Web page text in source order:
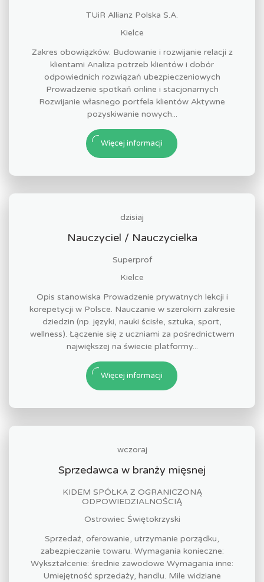
TUiR Allianz Polska S.A.
Kielce
Zakres obowiązków: Budowanie i rozwijanie relacji z
klientami Analiza potrzeb klientów i dobór
odpowiednich rozwiązań ubezpieczeniowych
Prowadzenie spotkań online i stacjonarnych
Rozwijanie własnego portfela klientów Aktywne
pozyskiwanie nowych...
Więcej informacji
dzisiaj
Nauczyciel / Nauczycielka
Superprof
Kielce
Opis stanowiska Prowadzenie prywatnych lekcji i
korepetycji w Polsce. Nauczanie w szerokim zakresie
dziedzin (np. języki, nauki ścisłe, sztuka, sport,
wellness). Łączenie się z uczniami za pośrednictwem
największej na świecie platformy...
Więcej informacji
wczoraj
Sprzedawca w branży mięsnej
KIDEM SPÓŁKA Z OGRANICZONĄ
ODPOWIEDZIALNOŚCIĄ
Ostrowiec Świętokrzyski
Sprzedaż, oferowanie, utrzymanie porządku,
zabezpieczanie towaru. Wymagania konieczne:
Wykształcenie: średnie zawodowe Wymagania inne:
Umiejętność sprzedaży, handlu. Mile widziane